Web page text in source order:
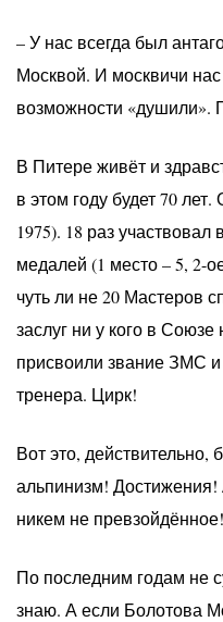
– У нас всегда был
Москвой. И москвичи
возможности «душили».
В Питере живёт и
в этом году будет 70
1975). 18 раз
медалей (1 место – 5, 2-
чуть ли не 20 Мастеров
заслуг ни у кого в
присвоили звание ЗМС
тренера. Цирк!
Вот это,
альпинизм! Достижения!
никем не превзойдённое!
По последним годам не
знаю. А если Болотова